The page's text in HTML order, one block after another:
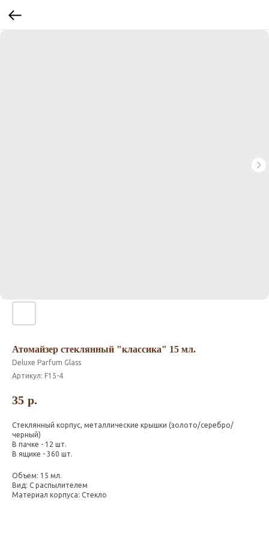
Атомайзер стеклянный "классика" 15 мл.
Deluxe Parfum Glass
Артикул: F15-4
35 р.
Стеклянный корпус, металлические крышки (золото/серебро/
черный)
В пачке - 12 шт.
В ящике - 360 шт.
Объем: 15 мл.
Вид: С распылителем
Материал корпуса: Стекло